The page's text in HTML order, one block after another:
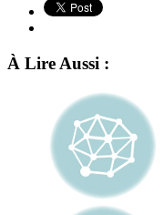
À Lire Aussi :